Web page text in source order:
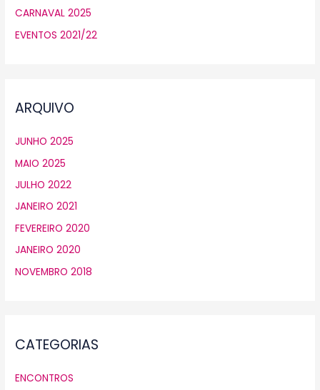
CARNAVAL 2025
EVENTOS 2021/22
ARQUIVO
JUNHO 2025
MAIO 2025
JULHO 2022
JANEIRO 2021
FEVEREIRO 2020
JANEIRO 2020
NOVEMBRO 2018
CATEGORIAS
ENCONTROS